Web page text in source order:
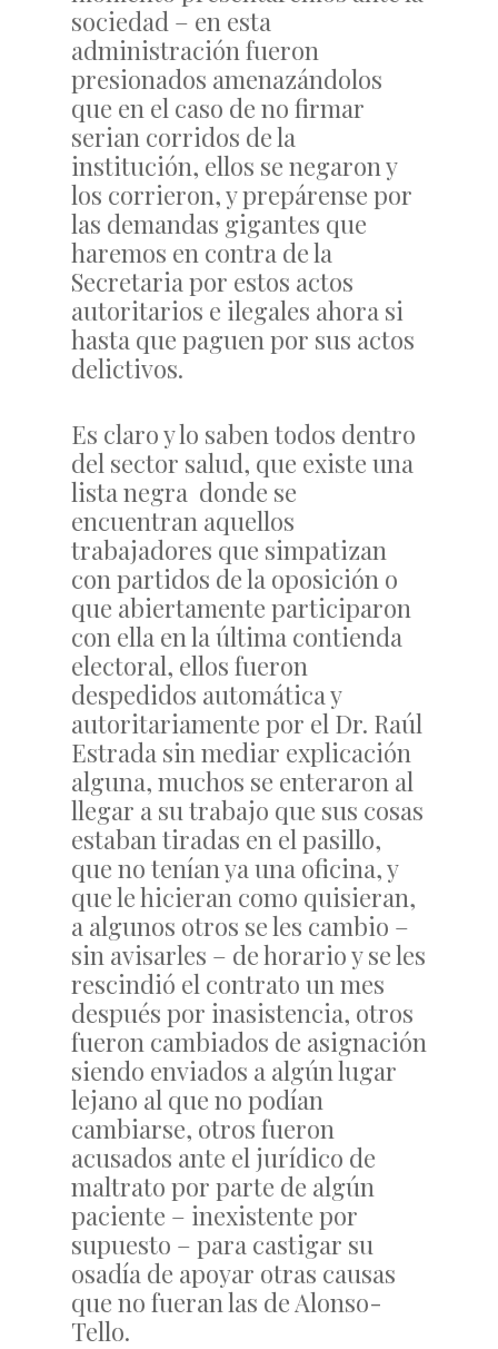
sociedad – en esta
administración fueron
presionados amenazándolos
que en el caso de no firmar
serian corridos de la
institución, ellos se negaron y
los corrieron, y prepárense por
las demandas gigantes que
haremos en contra de la
Secretaria por estos actos
autoritarios e ilegales ahora si
hasta que paguen por sus actos
delictivos.
Es claro y lo saben todos dentro
del sector salud, que existe una
lista negra donde se
encuentran aquellos
trabajadores que simpatizan
con partidos de la oposición o
que abiertamente participaron
con ella en la última contienda
electoral, ellos fueron
despedidos automática y
autoritariamente por el Dr. Raúl
Estrada sin mediar explicación
alguna, muchos se enteraron al
llegar a su trabajo que sus cosas
estaban tiradas en el pasillo,
que no tenían ya una oficina, y
que le hicieran como quisieran,
a algunos otros se les cambio –
sin avisarles – de horario y se les
rescindió el contrato un mes
después por inasistencia, otros
fueron cambiados de asignación
siendo enviados a algún lugar
lejano al que no podían
cambiarse, otros fueron
acusados ante el jurídico de
maltrato por parte de algún
paciente – inexistente por
supuesto – para castigar su
osadía de apoyar otras causas
que no fueran las de Alonso-
Tello.